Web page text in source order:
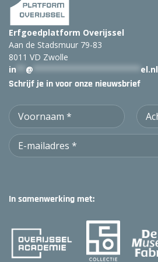
Erfgoedplatform Overijssel
Aan de Stadsmuur 79-83
8011 VD Zwolle
in
@ el.nl
Schrijf je in voor onze nieuwsbrief
In samenwerking met: